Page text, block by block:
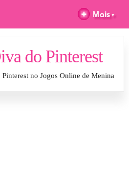
do Pinterest
no Jogos Online de Menina